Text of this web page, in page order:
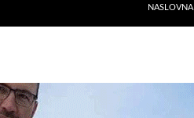
NASLOVNA